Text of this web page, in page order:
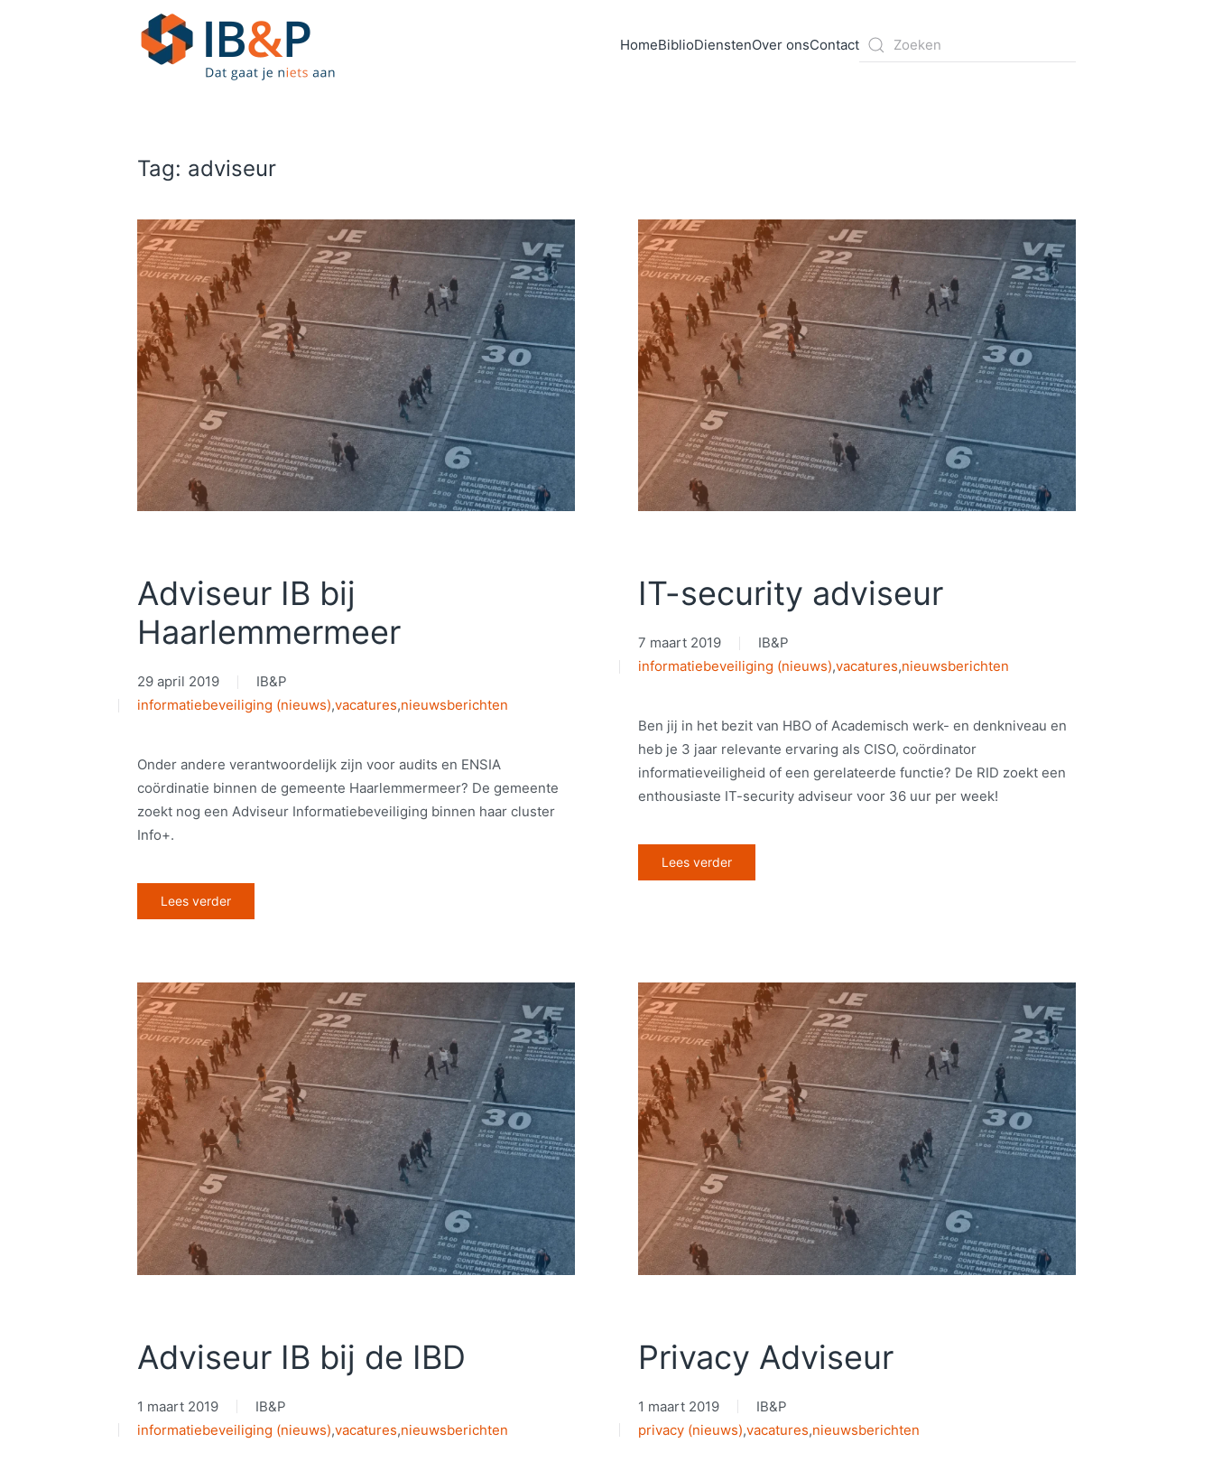
Skip to main content HomeBiblioDienstenOver onsContact
Tag: adviseur
Adviseur IB bij
Haarlemmermeer
29 april 2019
IB&P
informatiebeveiliging (nieuws),vacatures,nieuwsberichten
Onder andere verantwoordelijk zijn voor audits en ENSIA
coördinatie binnen de gemeente Haarlemmermeer? De gemeente
zoekt nog een Adviseur Informatiebeveiliging binnen haar cluster
Info+.
Lees verder
IT-security adviseur
7 maart 2019
IB&P
informatiebeveiliging (nieuws),vacatures,nieuwsberichten
Ben jij in het bezit van HBO of Academisch werk- en denkniveau en
heb je 3 jaar relevante ervaring als CISO, coördinator
informatieveiligheid of een gerelateerde functie? De RID zoekt een
enthousiaste IT-security adviseur voor 36 uur per week!
Lees verder
Adviseur IB bij de IBD
1 maart 2019
IB&P
informatiebeveiliging (nieuws),vacatures,nieuwsberichten
Privacy Adviseur
1 maart 2019
IB&P
privacy (nieuws),vacatures,nieuwsberichten